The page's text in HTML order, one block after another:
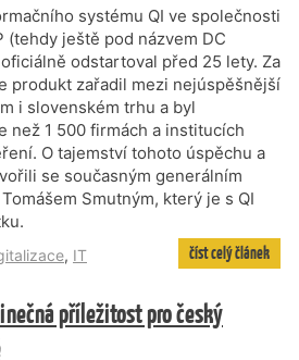
systému QI ve společnosti
(tehdy ještě pod názvem DC
odstartoval před 25 lety. Za
produkt zařadil mezi nejúspěšnější
i slovenském trhu a byl
než 1 500 firmách a institucích
O tajemství tohoto úspěchu a
se současným generálním
Smutným, který je s QI
, IT číst celý článek
příležitost pro český